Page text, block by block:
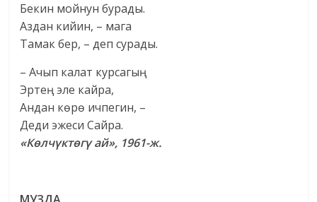
Бекин мойнун бурады.
Аздан кийин, – мага
Тамак бер, – деп сурады.
– Ачып калат курсагың
Эртең эле кайра,
Андан көрө ичпегин, –
Деди эжеси Сайра.
«Көлчүктөгү ай», 1961-ж.